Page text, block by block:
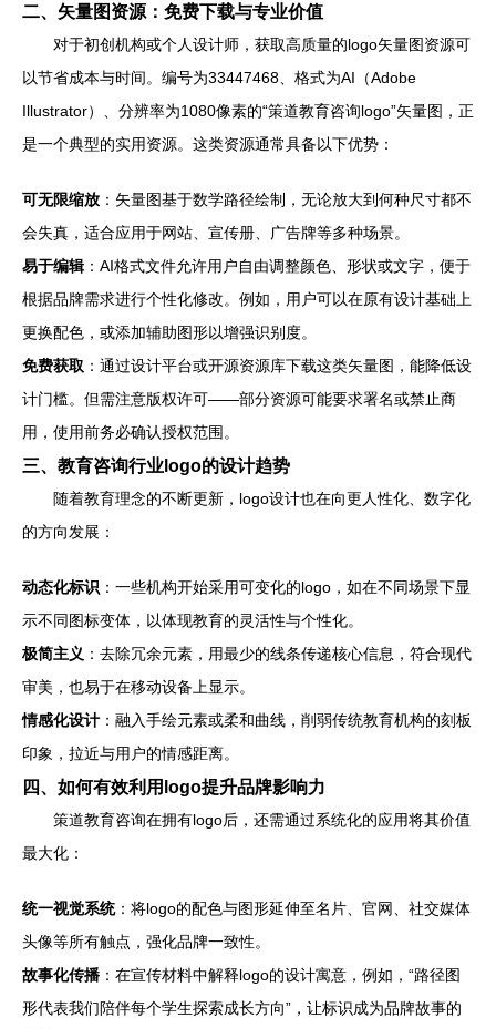
二、矢量图资源：免费下载与专业价值
对于初创机构或个人设计师，获取高质量的logo矢量图资源可
以节省成本与时间。编号为33447468、格式为AI（Adobe
Illustrator）、分辨率为1080像素的“策道教育咨询logo”矢量图，正
是一个典型的实用资源。这类资源通常具备以下优势：
可无限缩放 ：矢量图基于数学路径绘制，无论放大到何种尺寸都不
会失真，适合应用于网站、宣传册、广告牌等多种场景。
易于编辑 ：AI格式文件允许用户自由调整颜色、形状或文字，便于
根据品牌需求进行个性化修改。例如，用户可以在原有设计基础上
更换配色，或添加辅助图形以增强识别度。
免费获取 ：通过设计平台或开源资源库下载这类矢量图，能降低设
计门槛。但需注意版权许可——部分资源可能要求署名或禁止商
用，使用前务必确认授权范围。
三、教育咨询行业logo的设计趋势
随着教育理念的不断更新，logo设计也在向更人性化、数字化
的方向发展：
动态化标识 ：一些机构开始采用可变化的logo，如在不同场景下显
示不同图标变体，以体现教育的灵活性与个性化。
极简主义 ：去除冗余元素，用最少的线条传递核心信息，符合现代
审美，也易于在移动设备上显示。
情感化设计 ：融入手绘元素或柔和曲线，削弱传统教育机构的刻板
印象，拉近与用户的情感距离。
四、如何有效利用logo提升品牌影响力
策道教育咨询在拥有logo后，还需通过系统化的应用将其价值
最大化：
统一视觉系统：将logo的配色与图形延伸至名片、官网、社交媒体
头像等所有触点，强化品牌一致性。
故事化传播 ：在宣传材料中解释logo的设计寓意，例如，“路径图
形代表我们陪伴每个学生探索成长方向”，让标识成为品牌故事的